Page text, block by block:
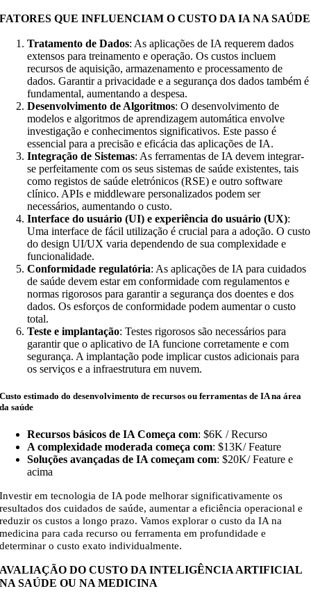
FATORES QUE INFLUENCIAM O CUSTO DA IA NA SAÚDE
Tratamento de Dados: As aplicações de IA requerem dados
extensos para treinamento e operação. Os custos incluem
recursos de aquisição, armazenamento e processamento de
dados. Garantir a privacidade e a segurança dos dados também é
fundamental, aumentando a despesa.
Desenvolvimento de Algoritmos: O desenvolvimento de
modelos e algoritmos de aprendizagem automática envolve
investigação e conhecimentos significativos. Este passo é
essencial para a precisão e eficácia das aplicações de IA.
Integração de Sistemas: As ferramentas de IA devem integrar-
se perfeitamente com os seus sistemas de saúde existentes, tais
como registos de saúde eletrónicos (RSE) e outro software
clínico. APIs e middleware personalizados podem ser
necessários, aumentando o custo.
Interface do usuário (UI) e experiência do usuário (UX):
Uma interface de fácil utilização é crucial para a adoção. O custo
do design UI/UX varia dependendo de sua complexidade e
funcionalidade.
Conformidade regulatória: As aplicações de IA para cuidados
de saúde devem estar em conformidade com regulamentos e
normas rigorosos para garantir a segurança dos doentes e dos
dados. Os esforços de conformidade podem aumentar o custo
total.
Teste e implantação: Testes rigorosos são necessários para
garantir que o aplicativo de IA funcione corretamente e com
segurança. A implantação pode implicar custos adicionais para
os serviços e a infraestrutura em nuvem.
Custo estimado do desenvolvimento de recursos ou ferramentas de IA na área
da saúde
Recursos básicos de IA Começa com: $6K / Recurso
A complexidade moderada começa com: $13K/ Feature
Soluções avançadas de IA começam com: $20K/ Feature e
acima
Investir em tecnologia de IA pode melhorar significativamente os
resultados dos cuidados de saúde, aumentar a eficiência operacional e
reduzir os custos a longo prazo. Vamos explorar o custo da IA na
medicina para cada recurso ou ferramenta em profundidade e
determinar o custo exato individualmente.
AVALIAÇÃO DO CUSTO DA INTELIGÊNCIA ARTIFICIAL
NA SAÚDE OU NA MEDICINA